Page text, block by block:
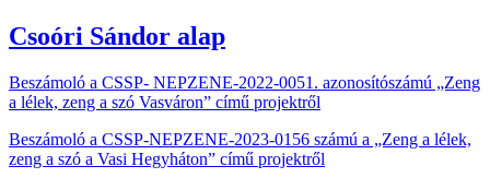
Csoóri Sándor alap
Beszámoló a CSSP- NEPZENE-2022-0051. azonosítószámú „Zeng
a lélek, zeng a szó Vasváron” című projektről
Beszámoló a CSSP-NEPZENE-2023-0156 számú a „Zeng a lélek,
zeng a szó a Vasi Hegyháton” című projektről